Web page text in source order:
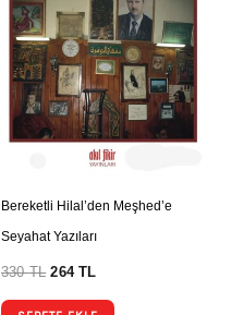
Bereketli Hilal’den Meşhed’e
Seyahat Yazıları
330TL 264TL